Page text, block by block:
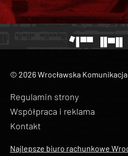
© 2026 Wrocławska Komunikacja
Regulamin strony
Współpraca i reklama
Kontakt
Najlepsze biuro rachunkowe